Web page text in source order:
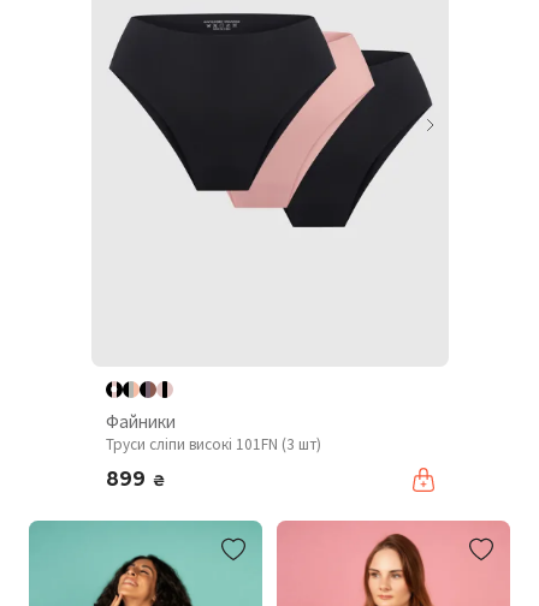
Файники
Труси сліпи високі 101FN (3 шт)
899 ₴